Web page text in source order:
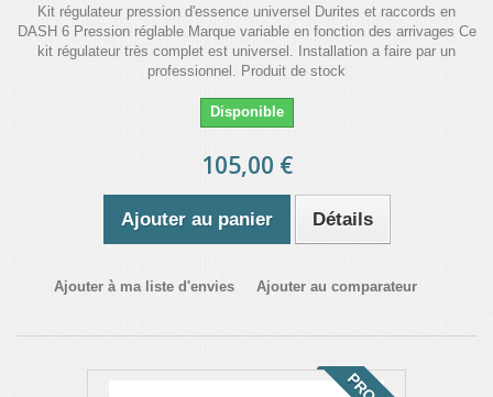
Kit régulateur pression d'essence universel Durites et raccords en
DASH 6 Pression réglable Marque variable en fonction des arrivages Ce
kit régulateur très complet est universel. Installation a faire par un
professionnel. Produit de stock
Disponible
105,00 €
Ajouter au panier Détails
Ajouter à ma liste d'envies Ajouter au comparateur